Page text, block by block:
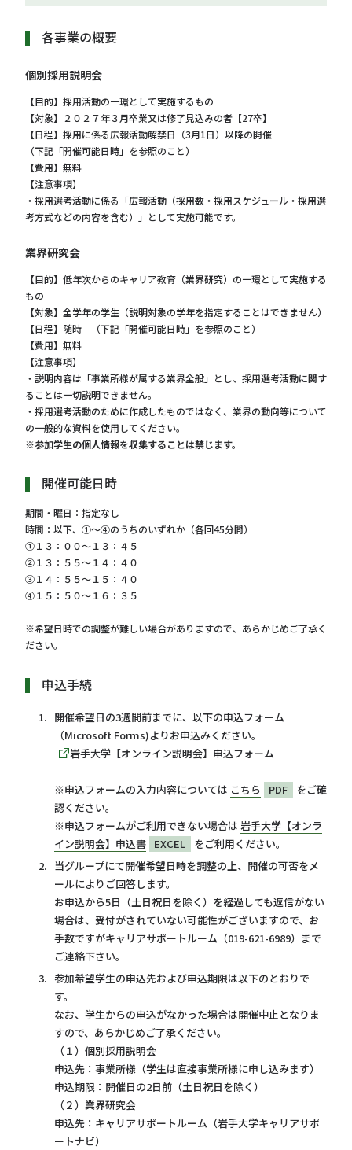
各事業の概要
個別採用説明会
【目的】採用活動の一環として実施するもの
【対象】２０２７年３月卒業又は修了見込みの者【27卒】
【日程】採用に係る広報活動解禁日（3月1日）以降の開催
（下記「開催可能日時」を参照のこと）
【費用】無料
【注意事項】
・採用選考活動に係る「広報活動（採用数・採用スケジュール・採用選
考方式などの内容を含む）」として実施可能です。
業界研究会
【目的】低年次からのキャリア教育（業界研究）の一環として実施する
もの
【対象】全学年の学生（説明対象の学年を指定することはできません）
【日程】随時 （下記「開催可能日時」を参照のこと）
【費用】無料
【注意事項】
・説明内容は「事業所様が属する業界全般」とし、採用選考活動に関す
ることは一切説明できません。
・採用選考活動のために作成したものではなく、業界の動向等について
の一般的な資料を使用してください。
※参加学生の個人情報を収集することは禁じます。
開催可能日時
期間・曜日：指定なし
時間：以下、①～④のうちのいずれか（各回45分間）
①１３：００～１３：４５
②１３：５５～１４：４０
③１４：５５～１５：４０
④１５：５０～１６：３５
※希望日時での調整が難しい場合がありますので、あらかじめご了承く
ださい。
申込手続
開催希望日の3週間前までに、以下の申込フォーム
（Microsoft Forms)よりお申込みください。
岩手大学【オンライン説明会】申込フォーム
※申込フォームの入力内容については こちら PDF
をご確
認ください。
※申込フォームがご利用できない場合は 岩手大学【オンラ
イン説明会】申込書 EXCEL
をご利用ください。
当グループにて開催希望日時を調整の上、開催の可否をメ
ールによりご回答します。
お申込から5日（土日祝日を除く）を経過しても返信がない
場合は、受付がされていない可能性がございますので、お
手数ですがキャリアサポートルーム（019-621-6989）まで
ご連絡下さい。
参加希望学生の申込先および申込期限は以下のとおりで
す。
なお、学生からの申込がなかった場合は開催中止となりま
すので、あらかじめご了承ください。
（１）個別採用説明会
申込先：事業所様（学生は直接事業所様に申し込みます）
申込期限：開催日の2日前（土日祝日を除く）
（２）業界研究会
申込先：キャリアサポートルーム（岩手大学キャリアサポ
ートナビ）